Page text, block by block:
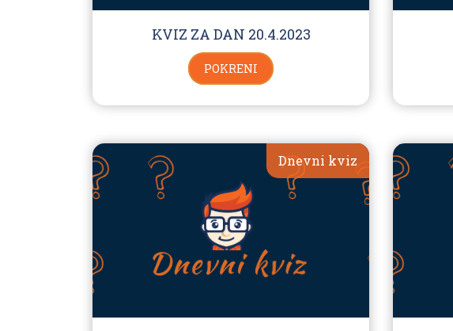
KVIZ ZA DAN 20.4.2023
POKRENI
Dnevni kviz